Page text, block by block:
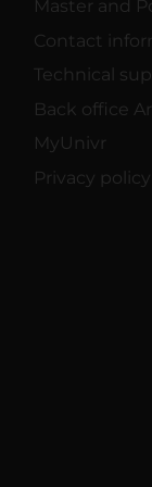
Master and
Contact
Technical
Back office
MyUnivr
Privacy policy